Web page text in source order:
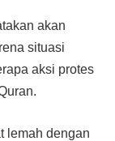
akan
situasi
aksi protes
lemah dengan